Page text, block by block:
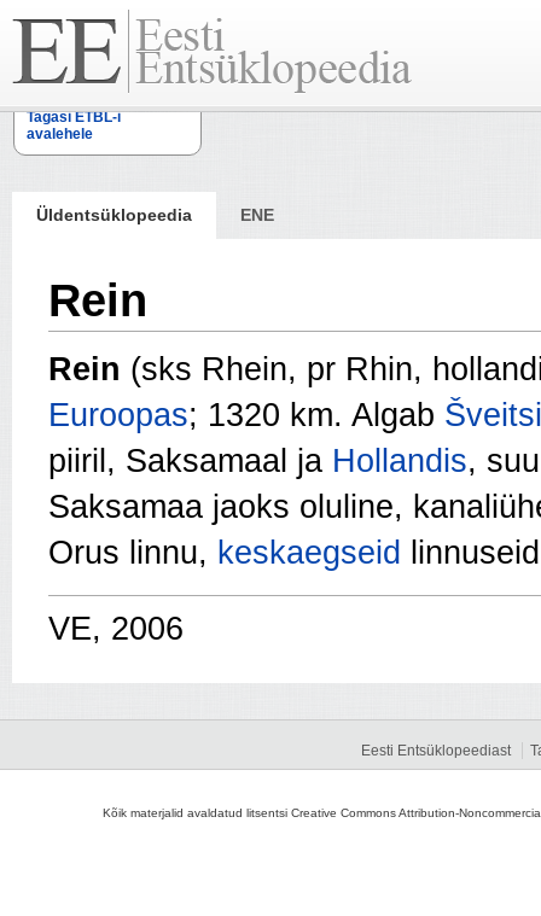
Tagasi ETBL-i
avalehele
Üldentsüklopeedia ENE
Rein
Rein (sks Rhein, pr Rhin,
Euroopas; 1320 km. Algab
piiril, Saksamaal ja Hollandis,
Saksamaa jaoks oluline,
Orus linnu, keskaegseid
VE, 2006
Eesti Entsüklopeediast
Kõik materjalid avaldatud litsentsi Creative Commons Attribution-